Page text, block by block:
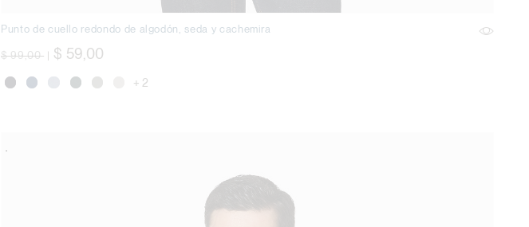
Punto de cuello redondo de algodón, seda y cachemira
precio rebajado desde
$ 99,00 a| $ 59,00
+ 2